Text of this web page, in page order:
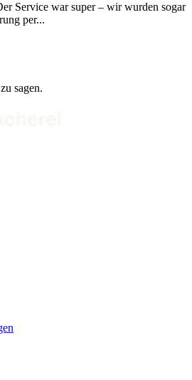
Service war super – wir wurden sogar
per...
sagen.